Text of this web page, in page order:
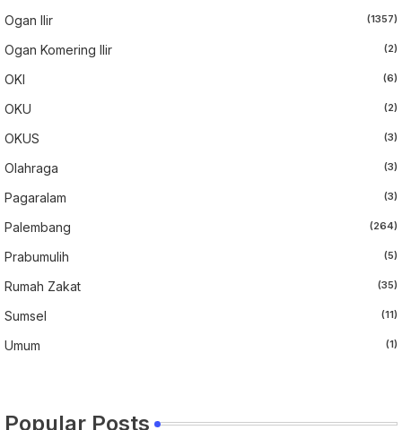
Ogan Ilir (1357)
Ogan Komering Ilir (2)
OKI (6)
OKU (2)
OKUS (3)
Olahraga (3)
Pagaralam (3)
Palembang (264)
Prabumulih (5)
Rumah Zakat (35)
Sumsel (11)
Umum (1)
Popular Posts